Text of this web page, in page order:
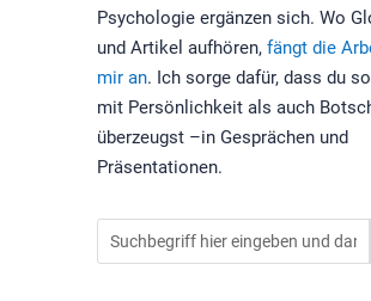
Psychologie ergänzen sich. Wo
und Artikel aufhören, fängt die
mir an. Ich sorge dafür, dass du
mit Persönlichkeit als auch
überzeugst –in Gesprächen und
Präsentationen.